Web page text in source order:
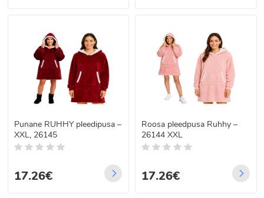
Punane RUHHY pleedipusa –
XXL, 26145
17.26€
Roosa pleedpusa Ruhhy –
26144 XXL
17.26€